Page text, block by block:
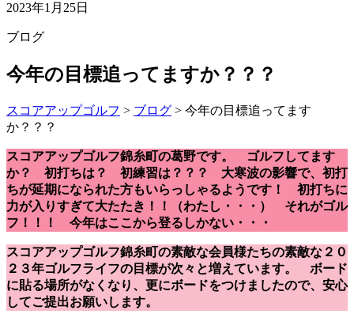
2023年1月25日
ブログ
今年の目標追ってますか？？？
スコアアップゴルフ > ブログ > 今年の目標追ってます
か？？？
スコアアップゴルフ錦糸町の葛野です。 ゴルフしてます
か？ 初打ちは？ 初練習は？？？ 大寒波の影響で、初打
ちが延期になられた方もいらっしゃるようです！ 初打ちに
力が入りすぎて大たたき！！（わたし・・・） それがゴル
フ！！！ 今年はここから登るしかない・・・
スコアアップゴルフ錦糸町の素敵な会員様たちの素敵な２０
２３年ゴルフライフの目標が次々と増えています。 ボード
に貼る場所がなくなり、更にボードをつけましたので、安心
してご提出お願いします。